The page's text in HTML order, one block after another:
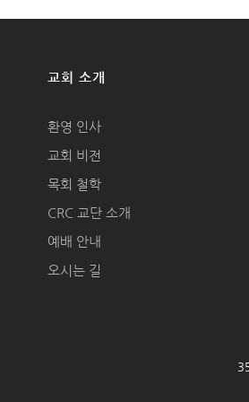
교회 소개
환영 인사
교회 비전
목회 철학
CRC 교단 소개
예배 안내
오시는 길